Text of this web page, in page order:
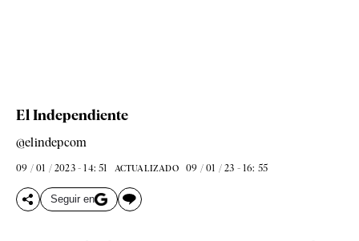
El Independiente
@elindepcom
09 / 01 / 2023 - 14: 51 ACTUALIZADO 09 / 01 / 23 - 16: 55
Seguir en